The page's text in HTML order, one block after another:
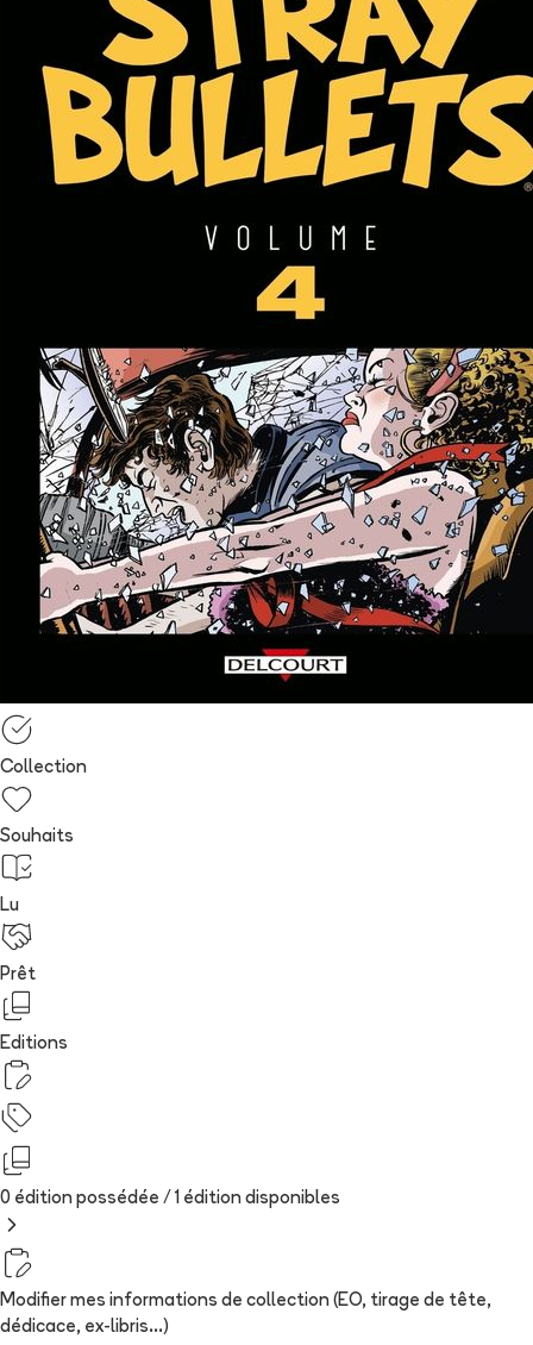
Collection
Souhaits
Lu
Prêt
Editions
0 édition possédée / 1 édition disponibles
Modifier mes informations de collection (EO, tirage de tête,
dédicace, ex-libris...)